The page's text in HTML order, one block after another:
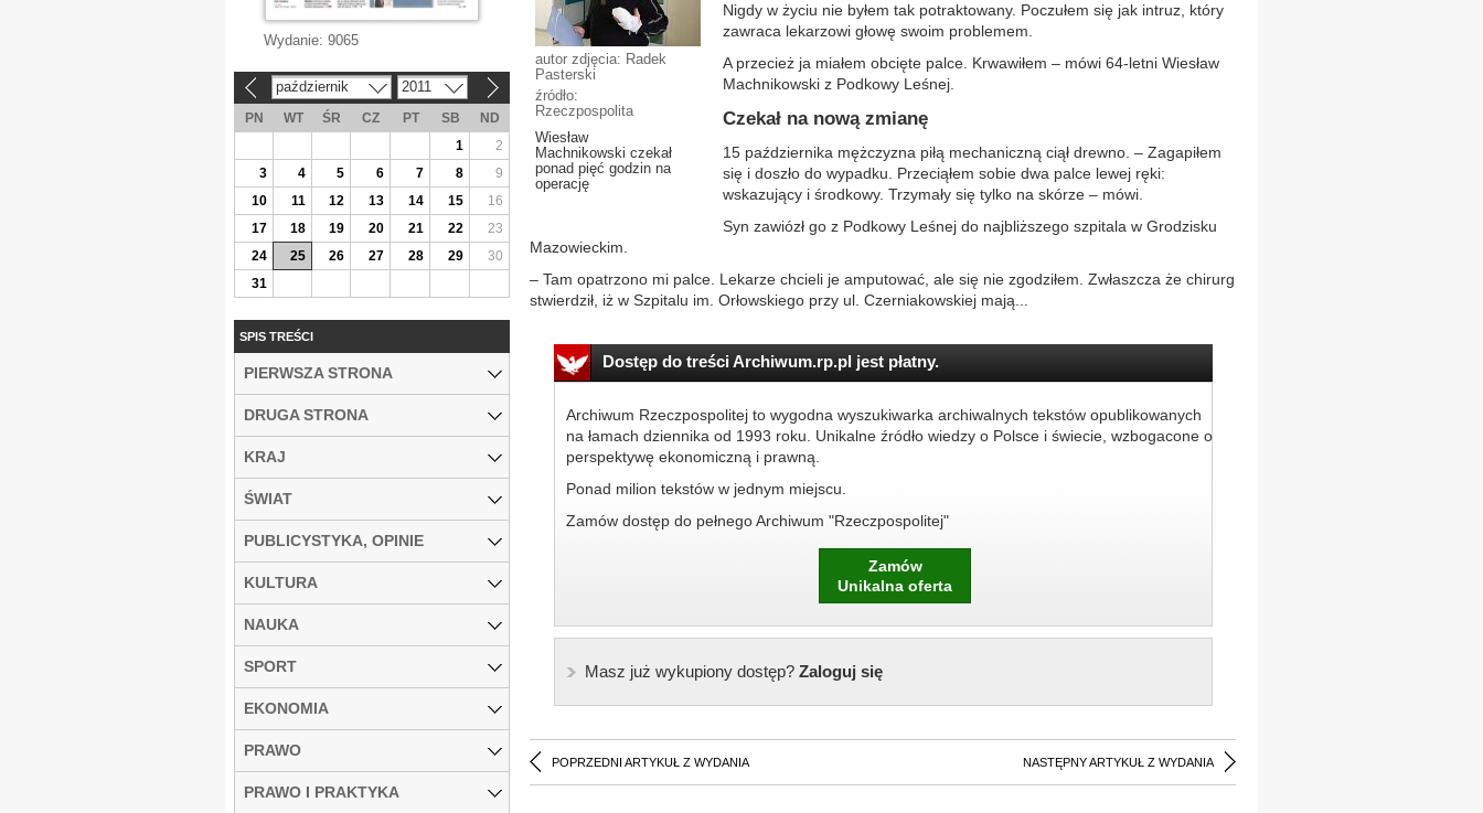
autor zdjęcia: Radek
Pasterski
źródło:
Rzeczpospolita
Wiesław
Machnikowski czekał
ponad pięć godzin na
operację
Nigdy w życiu nie byłem tak potraktowany. Poczułem się jak intruz, który
zawraca lekarzowi głowę swoim problemem.
A przecież ja miałem obcięte palce. Krwawiłem – mówi 64-letni Wiesław
Machnikowski z Podkowy Leśnej.
Czekał na nową zmianę
15 października mężczyzna piłą mechaniczną ciął drewno. – Zagapiłem
się i doszło do wypadku. Przeciąłem sobie dwa palce lewej ręki:
wskazujący i środkowy. Trzymały się tylko na skórze – mówi.
Syn zawiózł go z Podkowy Leśnej do najbliższego szpitala w Grodzisku
Mazowieckim.
– Tam opatrzono mi palce. Lekarze chcieli je amputować, ale się nie zgodziłem. Zwłaszcza że chirurg
stwierdził, iż w Szpitalu im. Orłowskiego przy ul. Czerniakowskiej mają...
Dostęp do treści Archiwum.rp.pl jest płatny.
Archiwum Rzeczpospolitej to wygodna wyszukiwarka archiwalnych tekstów opublikowanych
na łamach dziennika od 1993 roku. Unikalne źródło wiedzy o Polsce i świecie, wzbogacone o
perspektywę ekonomiczną i prawną.
Ponad milion tekstów w jednym miejscu.
Zamów dostęp do pełnego Archiwum "Rzeczpospolitej"
Zamów
Unikalna oferta
Masz już wykupiony dostęp?Zaloguj się
POPRZEDNI ARTYKUŁ Z WYDANIA NASTĘPNY ARTYKUŁ Z WYDANIA
Wydanie: 9065
październik 2011
PN WT ŚR CZ PT SB
ND
1
2
3
4 5 6 7 8
9
10
11 12 13 14 15
16
17
18 19 20 21 22
23
24
25 26 27 28 29
30
31
SPIS TREŚCI
PIERWSZA STRONA
DRUGA STRONA
KRAJ
ŚWIAT
PUBLICYSTYKA, OPINIE
KULTURA
NAUKA
SPORT
EKONOMIA
PRAWO
PRAWO I PRAKTYKA